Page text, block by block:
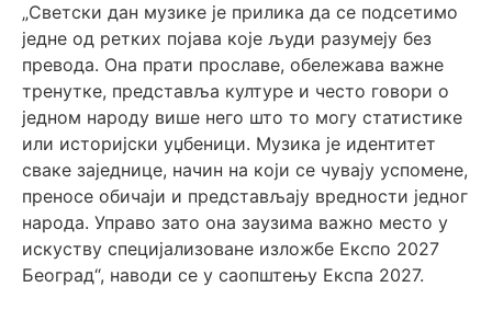
„Светски дан музике је прилика да се подсетимо
једне од ретких појава које људи разумеју без
превода. Она прати прославе, обележава важне
тренутке, представља културе и често говори о
једном народу више него што то могу статистике
или историјски уџбеници. Музика је идентитет
сваке заједнице, начин на који се чувају успомене,
преносе обичаји и представљају вредности једног
народа. Управо зато она заузима важно место у
искуству специјализоване изложбе Експо 2027
Београд“, наводи се у саопштењу Експа 2027.